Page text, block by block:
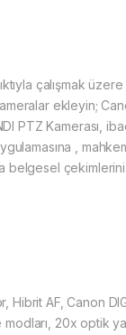
çalışmak üzere
ekleyin;
PTZ Kamerası,
,
belgesel
Hibrit AF, Canon
20x optik